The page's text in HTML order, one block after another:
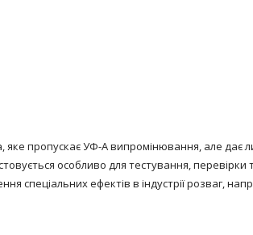
пропускає УФ-А випромінювання, але дає
особливо для тестування, перевірки
спеціальних ефектів в індустрії розваг,